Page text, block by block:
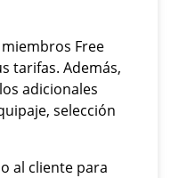
Free
tarifas. Además,
adicionales
selección
al cliente para